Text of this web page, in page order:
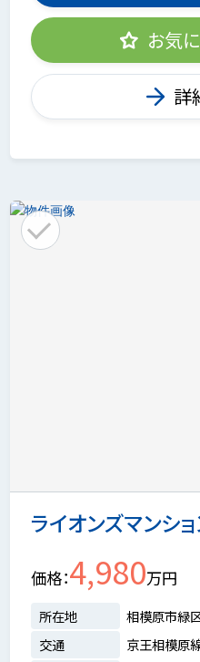
お気
詳
ライオンズマンシ
価格 4,980万円
所在地
相模原市緑
交通
京王相模原